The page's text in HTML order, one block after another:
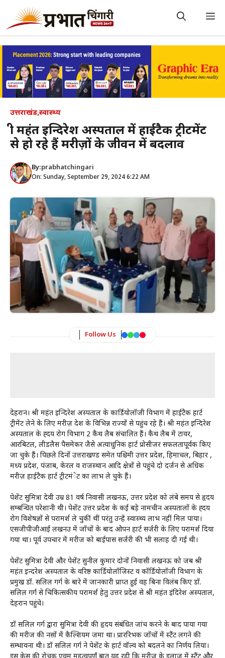
content
उत्तराखंड,स्वास्थ्य
श्री महंत इन्दिरेश अस्पताल में हाईटैक ट्रीटमेंट
से हो रहे हैं मरीज़ों के जीवन में बदलाव
By:prabhatchingari
On: Sunday, September 29, 2024 6:22 AM
Follow Us
देहरादून। श्री महंत इन्दिरेश अस्पताल के कार्डियोलॉजी विभाग में हाईटैक हार्ट
ट्रीमेंट लेने के लिए मरीज़ देश के विभिन्न राज्यों से पहुंच रहे हैं। श्री महंत इन्दिरेश
अस्पताल के ह्दय रोग विभाग 2 कैथ लैब संचालित हैं। कैथ लैब में टावर,
आरबिटल, लीडलैस पैसमेकर जैसे अत्याधुनिक हार्ट प्रोसीजर सफलतापूर्वक किए
जा चुके हैं। पिछले दिनों उत्तराखण्ड समेत पश्चिमी उत्तर प्रदेश, हिमाचल, बिहार ,
मध्य प्रदेश, पंजाब, केरल व राजस्थान आदि क्षेत्रों से पहुंचे दो दर्जन से अधिक
मरीज़ हाईटैक हार्ट ट्रीटमंेट का लाभ ले चुके हैं।
पेशेंट सुमित्रा देवी उम्र 81 वर्ष निवासी लखनऊ, उत्तर प्रदेश को लंबे समय से हृदय
सम्बन्धित परेशानी थी। पेशेंट उत्तर प्रदेश के कई बड़े नामचीन अस्पतालों के ह्दय
रोग विशेषज्ञों से परामर्श ले चुकीं थीं परंतु उन्हें स्वास्थ्य लाभ नहीं मिल पाया।
एसजीपीजीआई लखनउ में जॉचों के बाद ओपन हार्ट सर्जरी के लिए परामर्श दिया
गया था। पूर्व उपचार में मरीज को बाईपास सर्जरी की भी सलाह दी गई थी।
पेशेंट सुमित्रा देवी और पेशेंट सुनील कुमार दोनों निवासी लखनऊ को जब श्री
महंत इन्दरेश अस्पताल के वरिष्ठ कार्डियोलॉजिस्ट व कॉर्डियोलॉजी विभाग के
प्रमुख डॉ. सलिल गर्ग के बारे में जानकारी प्राप्त हुई वह बिना विलंब किए डॉ.
सलिल गर्ग से चिकित्सकीय परामर्श हेतु उत्तर प्रदेश से श्री महंत इंदिरेश अस्पताल,
देहरादून पहुंचे।
डॉ सलिल गर्ग द्वारा सुमित्रा देवी की हृदय संबंधित जांच करने के बाद पाया गया
की मरीज की नसों में कैल्शियम जमा था। प्राररिभक जॉचों में स्टैंट लगने की
सम्भावना थी। डॉ सलिल गर्ग ने पेशेंट के हार्ट वॉल्व को बदलने का निर्णय लिया।